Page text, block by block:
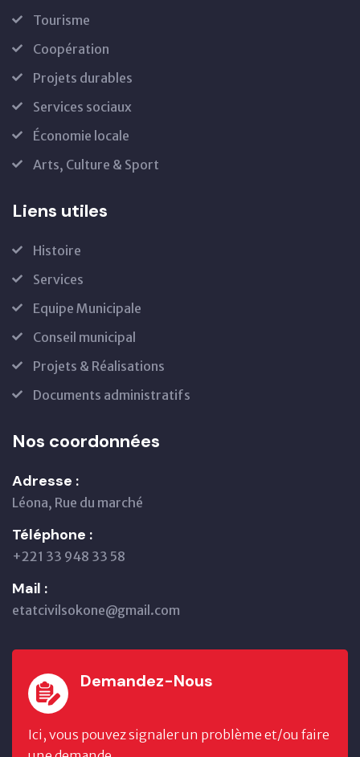
Tourisme
Coopération
Projets durables
Services sociaux
Économie locale
Arts, Culture & Sport
Liens utiles
Histoire
Services
Equipe Municipale
Conseil municipal
Projets & Réalisations
Documents administratifs
Nos coordonnées
Adresse :
Léona, Rue du marché
Téléphone :
+221 33 948 33 58
Mail :
etatcivilsokone@gmail.com
Demandez-Nous
Ici, vous pouvez signaler un problème et/ou faire